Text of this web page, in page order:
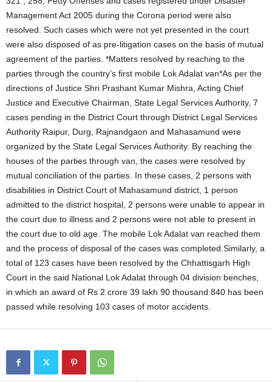
Management Act 2005 during the Corona period were also
resolved. Such cases which were not yet presented in the court
were also disposed of as pre-litigation cases on the basis of mutual
agreement of the parties. *Matters resolved by reaching to the
parties through the country’s first mobile Lok Adalat van*As per the
directions of Justice Shri Prashant Kumar Mishra, Acting Chief
Justice and Executive Chairman, State Legal Services Authority, 7
cases pending in the District Court through District Legal Services
Authority Raipur, Durg, Rajnandgaon and Mahasamund were
organized by the State Legal Services Authority. By reaching the
houses of the parties through van, the cases were resolved by
mutual conciliation of the parties. In these cases, 2 persons with
disabilities in District Court of Mahasamund district, 1 person
admitted to the district hospital, 2 persons were unable to appear in
the court due to illness and 2 persons were not able to present in
the court due to old age. The mobile Lok Adalat van reached them
and the process of disposal of the cases was completed.Similarly, a
total of 123 cases have been resolved by the Chhattisgarh High
Court in the said National Lok Adalat through 04 division benches,
in which an award of Rs 2 crore 39 lakh 90 thousand 840 has been
passed while resolving 103 cases of motor accidents.